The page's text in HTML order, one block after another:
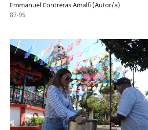
Emmanuel Contreras Amalfi (Autor/a)
87-95